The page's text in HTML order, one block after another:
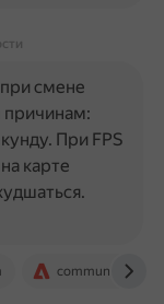
смене
причинам:
При FPS
карте